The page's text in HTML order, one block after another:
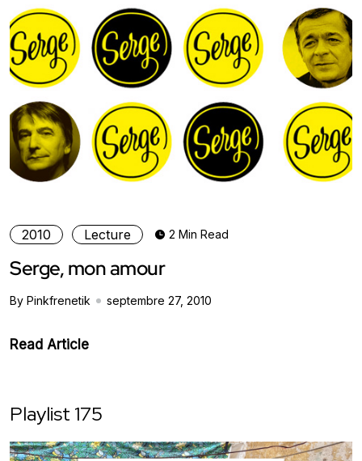
2010 Lecture 2 Min Read
Serge, mon amour
By Pinkfrenetik septembre 27, 2010
Read Article
Playlist 175